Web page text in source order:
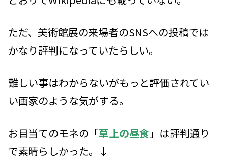
ただ、美術館展の来場者のSNSへの投稿では
かなり評判になっていたらしい。
難しい事はわからないがもっと評価されてい
い画家のような気がする。
お目当てのモネの「草上の昼食 」は評判通り
で素晴らしかった。↓